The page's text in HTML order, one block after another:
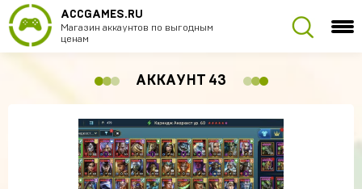
ACCGAMES.RU
Магазин аккаунтов по выгодным
ценам
АККАУНТ 43